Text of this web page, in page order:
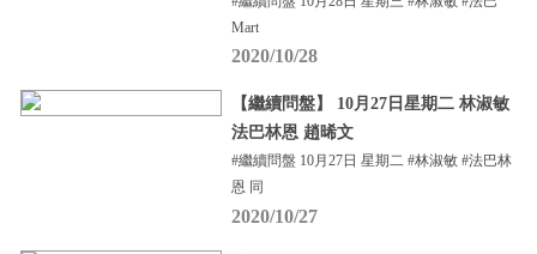
Mart
2020/10/28
【繼續問盤】 10月27日星期二 林淑敏
法巴林恩 趙晞文
#繼續問盤 10月27日 星期二 #林淑敏 #法巴林
恩 同
2020/10/27